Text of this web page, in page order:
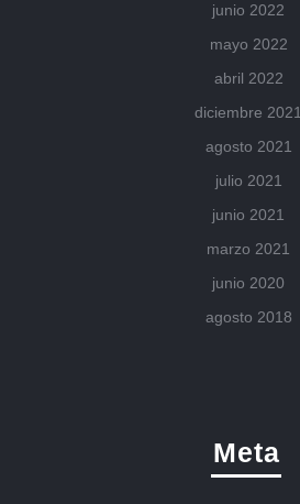
junio 2022
mayo 2022
abril 2022
diciembre 2021
agosto 2021
julio 2021
junio 2021
marzo 2021
junio 2020
agosto 2018
Meta